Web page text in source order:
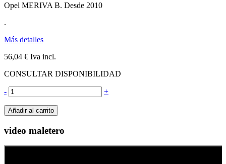
Opel MERIVA B. Desde 2010
.
Más detalles
56,04 € Iva incl.
CONSULTAR DISPONIBILIDAD
- +
Añadir al carrito
video maletero